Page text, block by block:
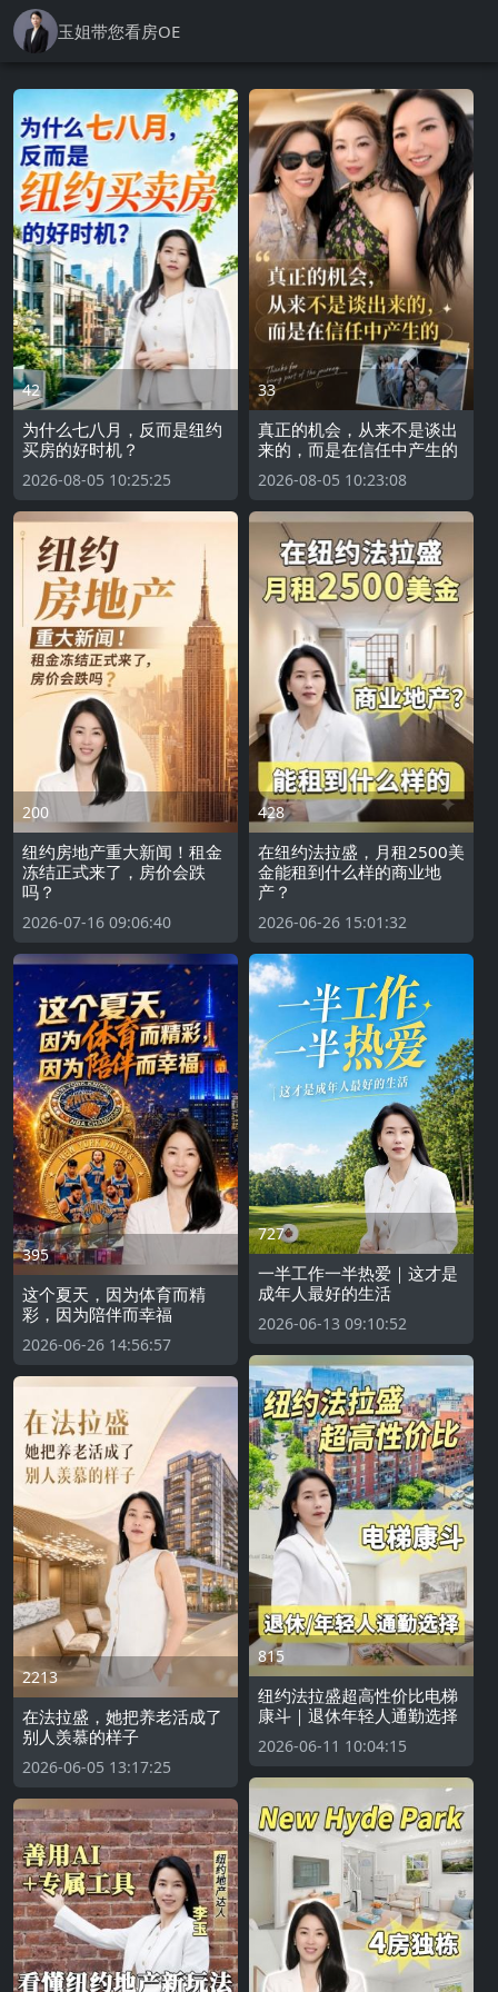
玉姐带您看房OE
42
为什么七八月，反而是纽约
买房的好时机？
2026-08-05 10:25:25
33
真正的机会，从来不是谈出
来的，而是在信任中产生的
2026-08-05 10:23:08
200
纽约房地产重大新闻！租金
冻结正式来了，房价会跌
吗？
2026-07-16 09:06:40
428
在纽约法拉盛，月租2500美
金能租到什么样的商业地
产？
2026-06-26 15:01:32
395
这个夏天，因为体育而精
彩，因为陪伴而幸福
2026-06-26 14:56:57
727
一半工作一半热爱｜这才是
成年人最好的生活
2026-06-13 09:10:52
815
纽约法拉盛超高性价比电梯
康斗｜退休年轻人通勤选择
2026-06-11 10:04:15
2213
在法拉盛，她把养老活成了
别人羡慕的样子
2026-06-05 13:17:25